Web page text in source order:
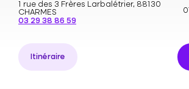
1 rue des 3 Frères Larbalétrier, 88130
CHARMES
03 29 38 86 59
Itinéraire